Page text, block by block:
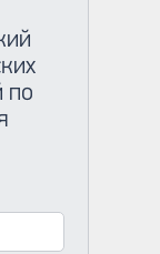
по